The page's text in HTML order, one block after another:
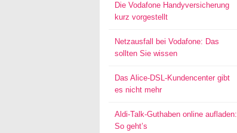
Die Vodafone Handyversicherung
kurz vorgestellt
Netzausfall bei Vodafone: Das
sollten Sie wissen
Das Alice-DSL-Kundencenter gibt
es nicht mehr
Aldi-Talk-Guthaben online aufladen:
So geht’s